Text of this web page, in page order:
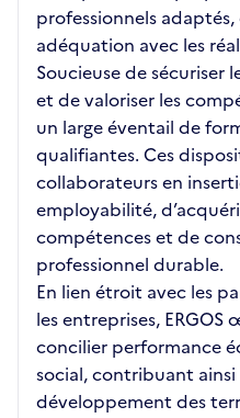
professionnels
adéquation avec les
Soucieuse de sécuriser
et de valoriser les
un large éventail de
qualifiantes. Ces
collaborateurs en
employabilité,
compétences et de
professionnel durable.
En lien étroit avec les
les entreprises,
concilier performance
social, contribuant
développement des